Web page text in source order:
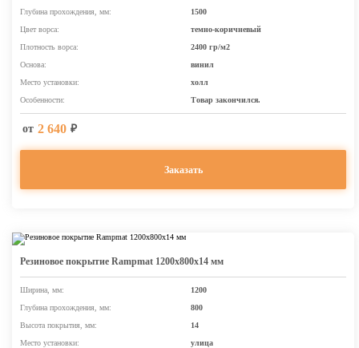
Глубина прохождения, мм:
1500
Цвет ворса:
темно-коричневый
Плотность ворса:
2400 гр/м2
Основа:
винил
Место установки:
холл
Особенности:
Товар закончился.
от 2 640 ₽
Заказать
Резиновое покрытие Rampmat 1200х800х14 мм
Ширина, мм:
1200
Глубина прохождения, мм:
800
Высота покрытия, мм:
14
Место установки:
улица